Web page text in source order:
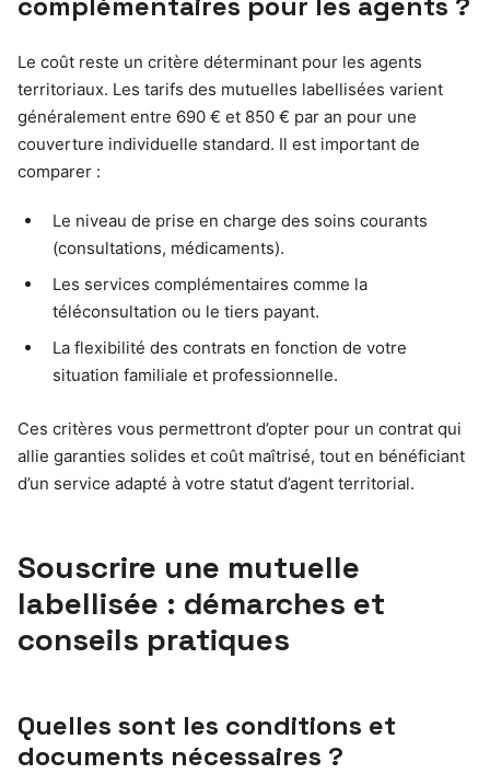
Le coût reste un critère déterminant pour les agents
territoriaux. Les tarifs des mutuelles labellisées varient
généralement entre 690 € et 850 € par an pour une
couverture individuelle standard. Il est important de
comparer :
Le niveau de prise en charge des soins courants
(consultations, médicaments).
Les services complémentaires comme la
téléconsultation ou le tiers payant.
La flexibilité des contrats en fonction de votre
situation familiale et professionnelle.
Ces critères vous permettront d’opter pour un contrat qui
allie garanties solides et coût maîtrisé, tout en bénéficiant
d’un service adapté à votre statut d’agent territorial.
Souscrire une mutuelle
labellisée : démarches et
conseils pratiques
Quelles sont les conditions et
documents nécessaires ?